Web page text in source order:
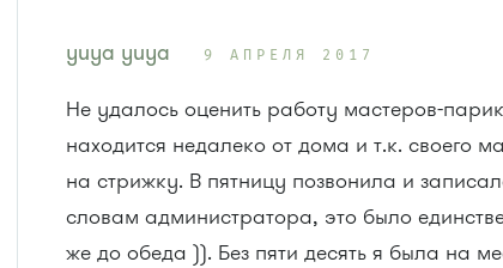
yuya yuya 9 АПРЕЛЯ 2017
Не удалось оценить работу мастеров-
находится недалеко от дома и т.к. своего
на стрижку. В пятницу позвонила и
словам администратора, это было
же до обеда )). Без пяти десять я была на